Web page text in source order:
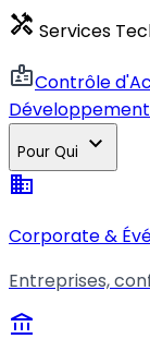
handyman Services
badgeContrôle
Pour Qui expand_more
business
Corporate &
Entreprises,
account_balance